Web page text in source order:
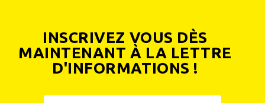
INSCRIVEZ VOUS DÈS
MAINTENANT À LA LETTRE
D'INFORMATIONS !